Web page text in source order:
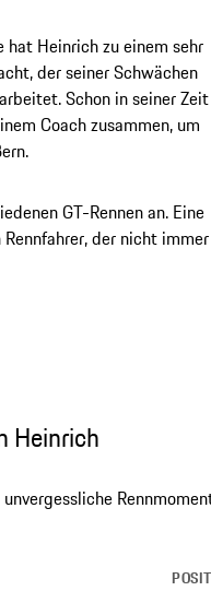
Heinrich zu einem sehr
der seiner Schwächen
Schon in seiner
Coach zusammen, um
GT-Rennen an. Eine
der nicht immer
Heinrich